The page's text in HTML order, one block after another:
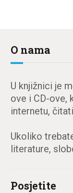
O nama
U knjižnici je
ove i CD-ove,
internetu,
Ukoliko
literature,
Posjetite